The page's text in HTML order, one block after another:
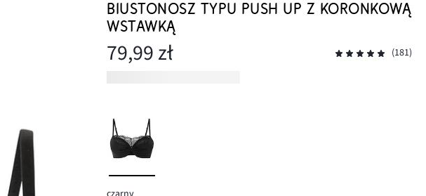
BIUSTONOSZ TYPU PUSH UP Z KORONKOWĄ
WSTAWKĄ
79,99 zł (181)